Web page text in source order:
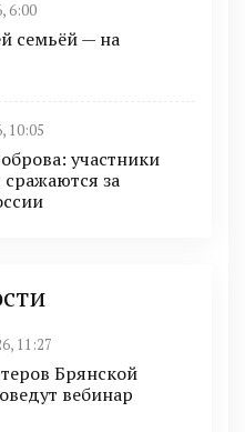
6:00
семьёй — на
10:05
участники
за
11:27
Брянской
вебинар